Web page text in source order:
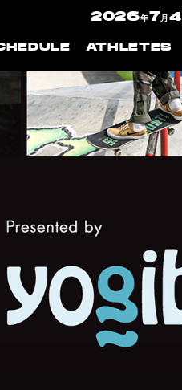
2026年7月4
ATHLETES